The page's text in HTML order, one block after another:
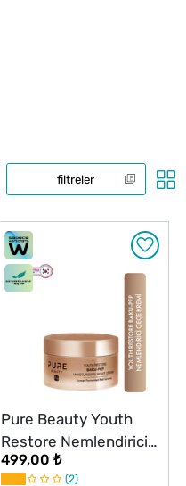
filtreler
Pure Beauty Youth
Restore Nemlendirici
Gece Kremi 50 ml
499,00 ₺
2